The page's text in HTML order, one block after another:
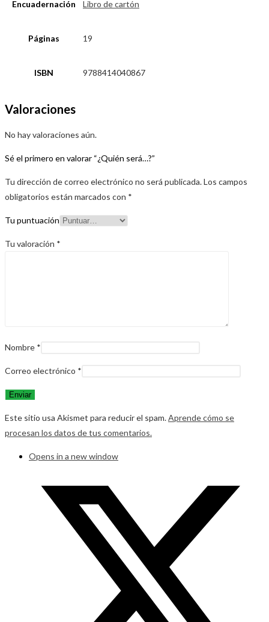
Encuadernación Libro de cartón
Páginas 19
ISBN 9788414040867
Valoraciones
No hay valoraciones aún.
Sé el primero en valorar “¿Quién será…?”
Tu dirección de correo electrónico no será publicada.Los campos
obligatorios están marcados con *
Tu puntuación
Tu valoración *
Nombre *
Correo electrónico *
Este sitio usa Akismet para reducir el spam.Aprende cómo se
procesan los datos de tus comentarios.
Opens in a new window